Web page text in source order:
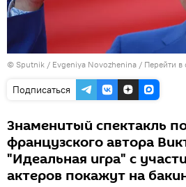
© Sputnik / Evgeniya Novozhenina / Перейти в
Подписаться
Знаменитый спектакль
французского автора
"Идеальная игра" с
актеров покажут на